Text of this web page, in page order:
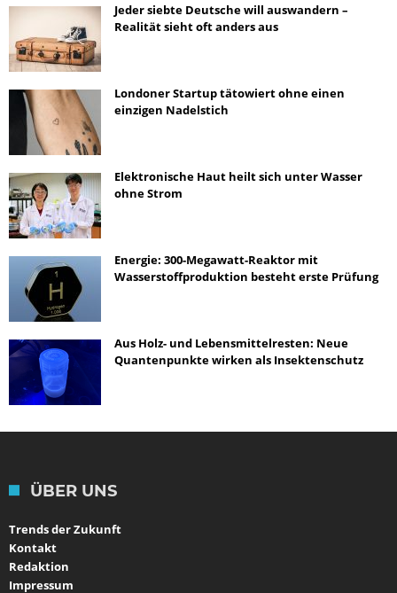
Jeder siebte Deutsche will auswandern –
Realität sieht oft anders aus
Londoner Startup tätowiert ohne einen
einzigen Nadelstich
Elektronische Haut heilt sich unter Wasser
ohne Strom
Energie: 300-Megawatt-Reaktor mit
Wasserstoffproduktion besteht erste Prüfung
Aus Holz- und Lebensmittelresten: Neue
Quantenpunkte wirken als Insektenschutz
ÜBER UNS
Trends der Zukunft
Kontakt
Redaktion
Impressum